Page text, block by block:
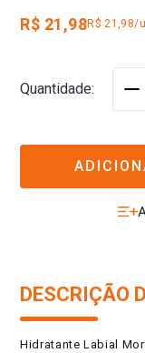
R$ 21,98R$ 21,98/
Quantidade
DESCRIÇÃO
Hidratante Labial